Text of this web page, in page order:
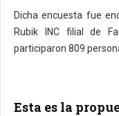
Dicha encuesta fue
Rubik INC filial de
participaron 809
Esta es la